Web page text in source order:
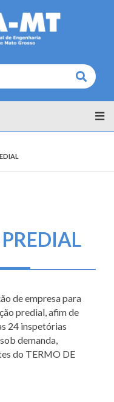
Buscar
de empresa para
predial, afim de
24 inspetórias
demanda,
do TERMO DE